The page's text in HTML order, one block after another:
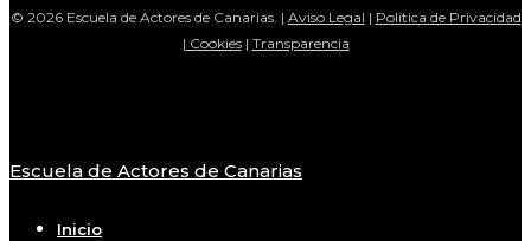
© 2026 Escuela de Actores de Canarias. | Aviso Legal | Política de Privacidad
| Cookies| Transparencia
Close
Escuela de Actores de Canarias
Inicio